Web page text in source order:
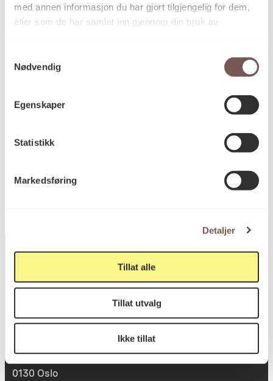
med annen informasjon du har gjort tilgjengelig for dem,
eller som de har samlet inn gjennom din bruk av
Nødvendig
Egenskaper
Statistikk
Markedsføring
Detaljer
Tillat alle
Tillat utvalg
Ikke tillat
Teknikk og
materiale
Konkylie støpt i betong på utskjærte
og malte MDF-plater
Mål
Postadresse
St. Olavs plass
0130 Oslo